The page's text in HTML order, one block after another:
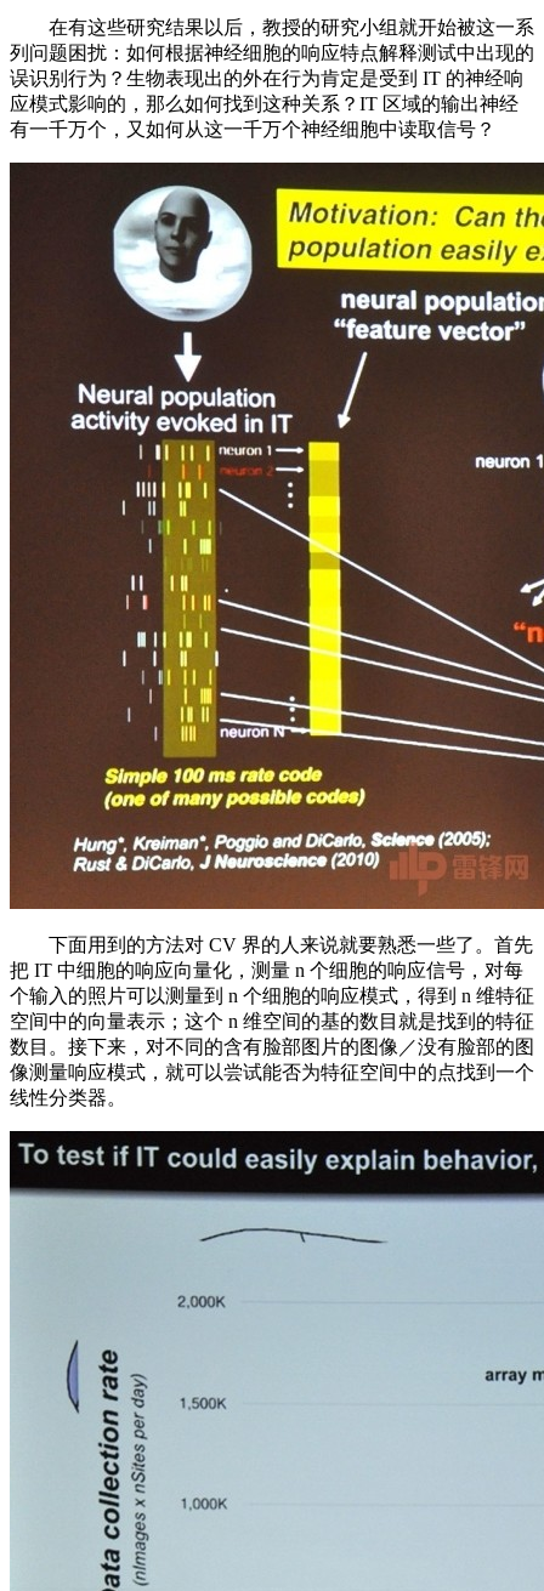
在有这些研究结果以后，教授的研究小组就开始被这一系
列问题困扰：如何根据神经细胞的响应特点解释测试中出现的
误识别行为？生物表现出的外在行为肯定是受到 IT 的神经响
应模式影响的，那么如何找到这种关系？IT 区域的输出神经
有一千万个，又如何从这一千万个神经细胞中读取信号？
下面用到的方法对 CV 界的人来说就要熟悉一些了。首先
把 IT 中细胞的响应向量化，测量 n 个细胞的响应信号，对每
个输入的照片可以测量到 n 个细胞的响应模式，得到 n 维特征
空间中的向量表示；这个 n 维空间的基的数目就是找到的特征
数目。接下来，对不同的含有脸部图片的图像／没有脸部的图
像测量响应模式，就可以尝试能否为特征空间中的点找到一个
线性分类器。